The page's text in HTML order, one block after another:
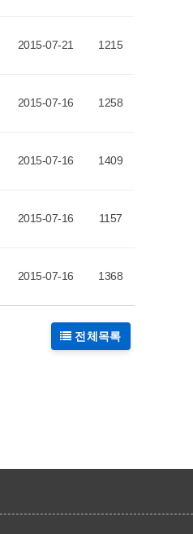
2015-07-21 1215
2015-07-16 1258
2015-07-16 1409
2015-07-16 1157
2015-07-16 1368
전체목록